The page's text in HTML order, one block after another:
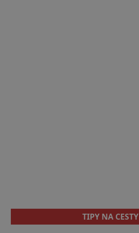
TIPY NA CESTY